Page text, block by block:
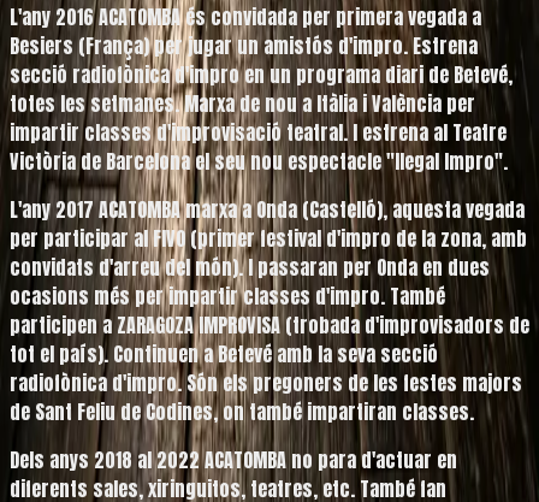
L'any 2016ACATOMBA és convidada per primera vegada a
Besiers (França) per jugar un amistós d'impro. Estrena
secció radiofònica d'impro en un programa diari de Betevé,
totes les setmanes. Marxa de nou a Itàlia i València per
impartir classes d'improvisació teatral. I estrena al Teatre
Victòria de Barcelona el seu nou espectacle "Ilegal Impro".
L'any2017 ACATOMBA marxa a Onda (Castelló), aquesta vegada
per participar al FIVO (primer festival d'impro de la zona, amb
convidats d'arreu del món). I passaran per Onda en dues
ocasions més per impartir classes d'impro. També
participen a ZARAGOZA IMPROVISA (trobada d'improvisadors de
tot el país). Continuen a Betevé amb la seva secció
radiofònica d'impro. Són els pregoners de les festes majors
de Sant Feliu de Codines, on també impartiran classes.
Dels anys 2018al2022ACATOMBA no para d'actuar en
diferents sales, xiringuitos, teatres, etc. També fan